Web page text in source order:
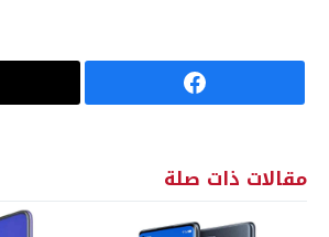
مقالات ذات صلة